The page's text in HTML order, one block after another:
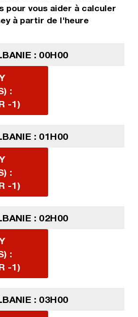
pour vous aider à calculer
à partir de l'heure
: 00H00
:
-1)
: 01H00
:
-1)
: 02H00
:
-1)
: 03H00